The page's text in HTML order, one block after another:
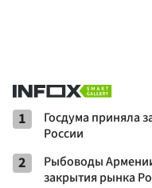
1
Госдума приняла
России
2
Рыбоводы
закрытия рынка